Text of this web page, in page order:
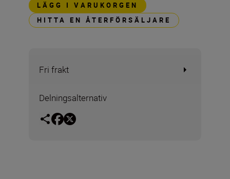
LÄGG I VARUKORGEN
HITTA EN ÅTERFÖRSÄLJARE
Fri frakt
Delningsalternativ